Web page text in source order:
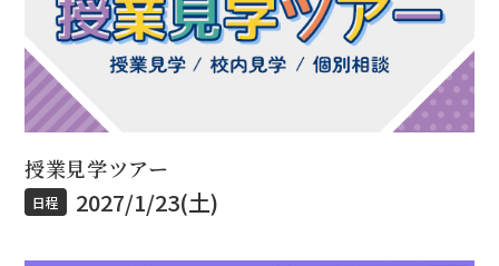
授業見学ツアー
日程 2027/1/23(土)